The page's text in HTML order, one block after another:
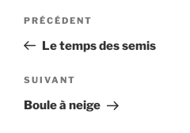
Navigation
l’article
Article
précédent
PRÉCÉDENT
Le temps des semis
Article
suivant
SUIVANT
Boule à neige